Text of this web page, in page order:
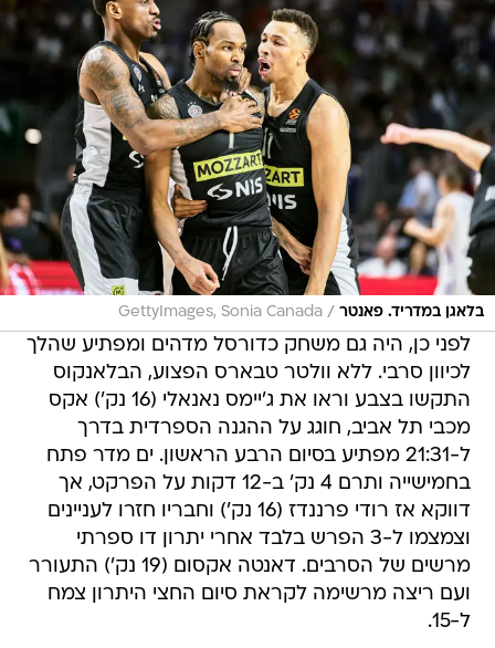
בלאגן במדריד. פאנטר /
GettyImages, Sonia Canada
לפני כן, היה גם משחק כדורסל מדהים ומפתיע שהלך
לכיוון סרבי. ללא וולטר טבארס הפצוע, הבלאנקוס
התקשו בצבע וראו את ג'יימס נאנאלי (16 נק') אקס
מכבי תל אביב, חוגג על ההגנה הספרדית בדרך
ל-21:31 מפתיע בסיום הרבע הראשון. ים מדר פתח
בחמישייה ותרם 4 נק' ב-12 דקות על הפרקט, אך
דווקא אז רודי פרננדז (16 נק') וחבריו חזרו לעניינים
וצמצמו ל-3 הפרש בלבד אחרי יתרון דו ספרתי
מרשים של הסרבים. דאנטה אקסום (19 נק') התעורר
ועם ריצה מרשימה לקראת סיום החצי היתרון צמח
ל-15.